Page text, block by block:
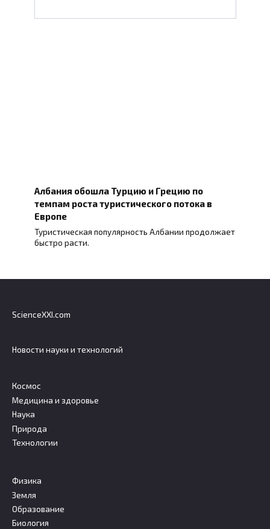
Албания обошла Турцию и Грецию по
темпам роста туристического потока в
Европе
Туристическая популярность Албании продолжает
быстро расти.
ScienceXXI.com
Новости науки и технологий
Космос
Медицина и здоровье
Наука
Природа
Технологии
Физика
Земля
Образование
Биология